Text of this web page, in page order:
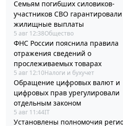
Семьям погибших силовиков-
участников СВО гарантировали
жилищные выплаты
5 авг 12:38Общество
ФНС России пояснила правила
отражения сведений о
прослеживаемых товарах
5 авг 12:10Налоги и бухучет
Обращение цифровых валют и
цифровых прав урегулировали
отдельным законом
5 авг 11:44IT
Установлены полномочия